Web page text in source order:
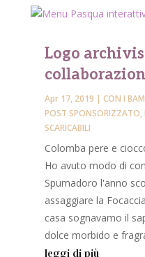
Logo
Apr 17, 2019 | CON I
POST SPONSORIZZATO,
SCARICABILI
Colomba pere e
Ho avuto modo di
Spumadoro l'anno
assaggiare la
casa sognavamo il
dolce morbido e
leggi di più